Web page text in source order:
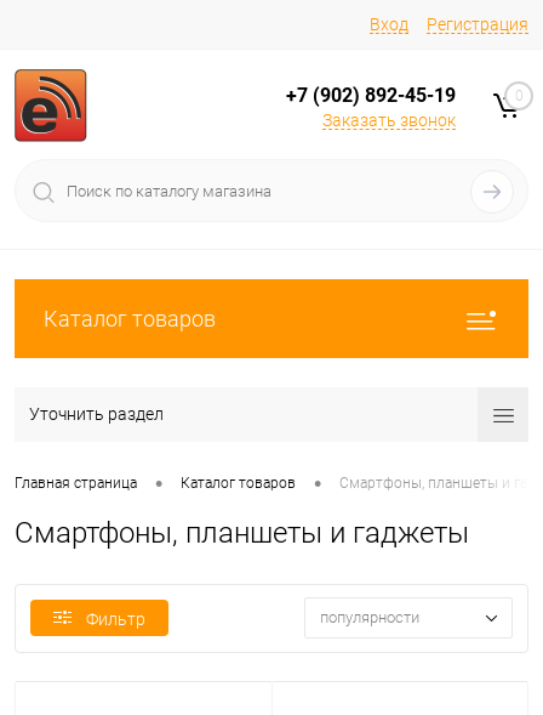
Вход Регистрация
+7 (902) 892-45-19
Заказать звонок
0
Каталог товаров
Уточнить раздел
Главная страница • Каталог товаров • Смартфоны, планшеты и
Смартфоны, планшеты и гаджеты
Фильтр популярности